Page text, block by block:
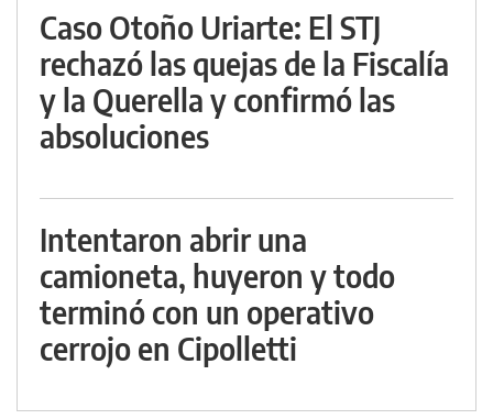
Caso Otoño Uriarte: El STJ
rechazó las quejas de la Fiscalía
y la Querella y confirmó las
absoluciones
Intentaron abrir una
camioneta, huyeron y todo
terminó con un operativo
cerrojo en Cipolletti